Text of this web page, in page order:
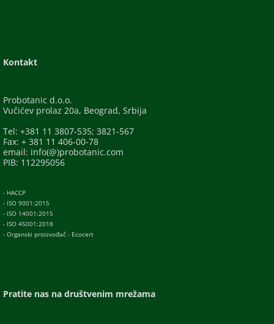
Kontakt
Probotanic d.o.o.
Vučićev prolaz 20a, Beograd, Srbija
Tel: +381 11 3807-535; 3821-567
Fax: + 381 11 406-00-78
email: info(@)probotanic.com
PIB: 112295056
- HACCP
- ISO 9001:2015
- ISO 14001:2015
- ISO 45001:2018
- Organski proizvođač - Ecocert
Pratite nas na društvenim mrežama